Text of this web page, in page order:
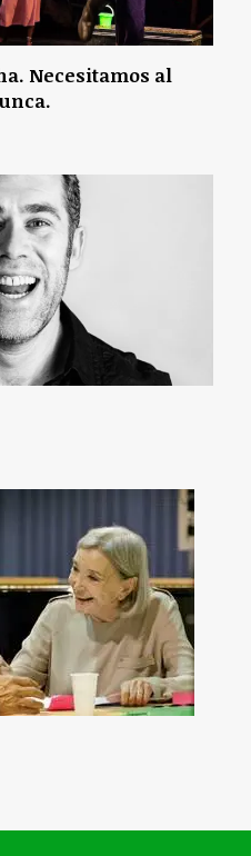
Necesitamos al